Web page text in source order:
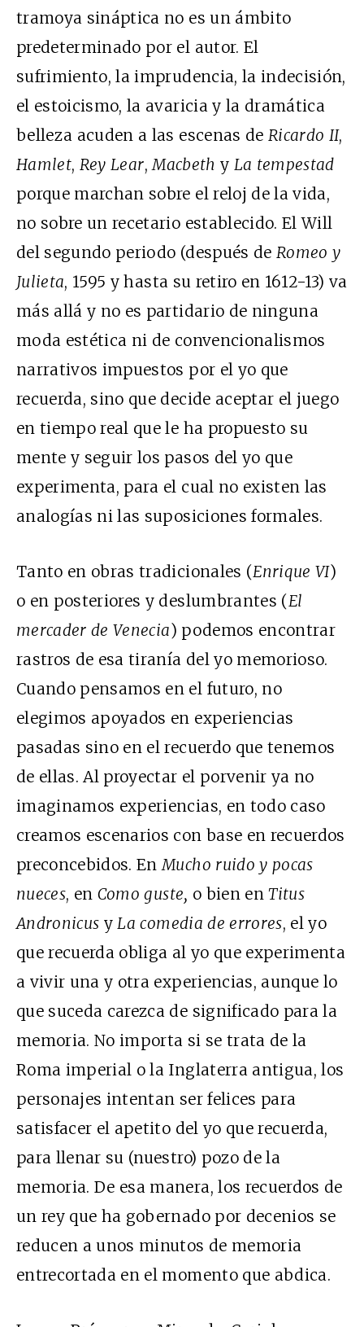
tramoya sináptica no es un ámbito
predeterminado por el autor. El
sufrimiento, la imprudencia, la indecisión,
el estoicismo, la avaricia y la dramática
belleza acuden a las escenas de Ricardo II,
Hamlet, Rey Lear,Macbeth y La tempestad
porque marchan sobre el reloj de la vida,
no sobre un recetario establecido. El Will
del segundo periodo (después de Romeo y
Julieta, 1595 y hasta su retiro en 1612-13) va
más allá y no es partidario de ninguna
moda estética ni de convencionalismos
narrativos impuestos por el yo que
recuerda, sino que decide aceptar el juego
en tiempo real que le ha propuesto su
mente y seguir los pasos del yo que
experimenta, para el cual no existen las
analogías ni las suposiciones formales.
Tanto en obras tradicionales (Enrique VI)
o en posteriores y deslumbrantes (El
mercader de Venecia) podemos encontrar
rastros de esa tiranía del yo memorioso.
Cuando pensamos en el futuro, no
elegimos apoyados en experiencias
pasadas sino en el recuerdo que tenemos
de ellas. Al proyectar el porvenir ya no
imaginamos experiencias, en todo caso
creamos escenarios con base en recuerdos
preconcebidos. EnMucho ruido y pocas
nueces, en Como guste, o bien enTitus
Andronicus yLa comedia de errores, el yo
que recuerda obliga al yo que experimenta
a vivir una y otra experiencias, aunque lo
que suceda carezca de significado para la
memoria. No importa si se trata de la
Roma imperial o la Inglaterra antigua, los
personajes intentan ser felices para
satisfacer el apetito del yo que recuerda,
para llenar su (nuestro) pozo de la
memoria. De esa manera, los recuerdos de
un rey que ha gobernado por decenios se
reducen a unos minutos de memoria
entrecortada en el momento que abdica.